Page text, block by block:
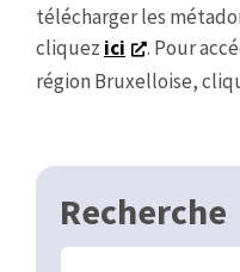
télécharger les
cliquez ici
. Pour
région Bruxelloise,
Recherche